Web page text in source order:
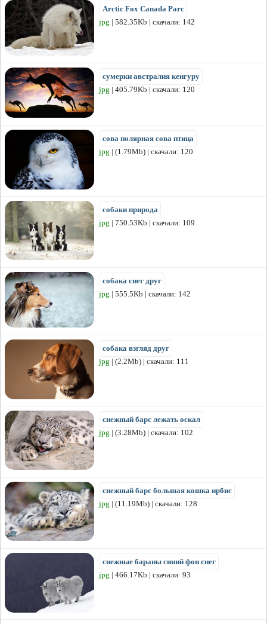
Arctic Fox Canada Parc
jpg | 582.35Kb | скачали: 142
сумерки австралия кенгуру
jpg | 405.79Kb | скачали: 120
сова полярная сова птица
jpg | (1.79Mb) | скачали: 120
собаки природа
jpg | 750.53Kb | скачали: 109
собака снег друг
jpg | 555.5Kb | скачали: 142
собака взгляд друг
jpg | (2.2Mb) | скачали: 111
снежный барс лежать оскал
jpg | (3.28Mb) | скачали: 102
снежный барс большая кошка ирбис
jpg | (11.19Mb) | скачали: 128
снежные бараны синий фон снег
jpg | 466.17Kb | скачали: 93